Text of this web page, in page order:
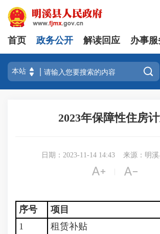
首页 政务公开 解读回应 办事服

2023年保障性住房
日期：2023-11-14 14:43 来源：明
 
序号 项目
1
租赁补贴